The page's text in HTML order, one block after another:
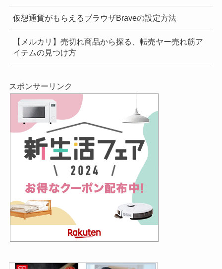
仮想通貨がもらえるブラウザBraveの設定方法
【メルカリ】売切れ商品から探る、転売ヤー売れ筋ア
イテムの見つけ方
スポンサーリンク